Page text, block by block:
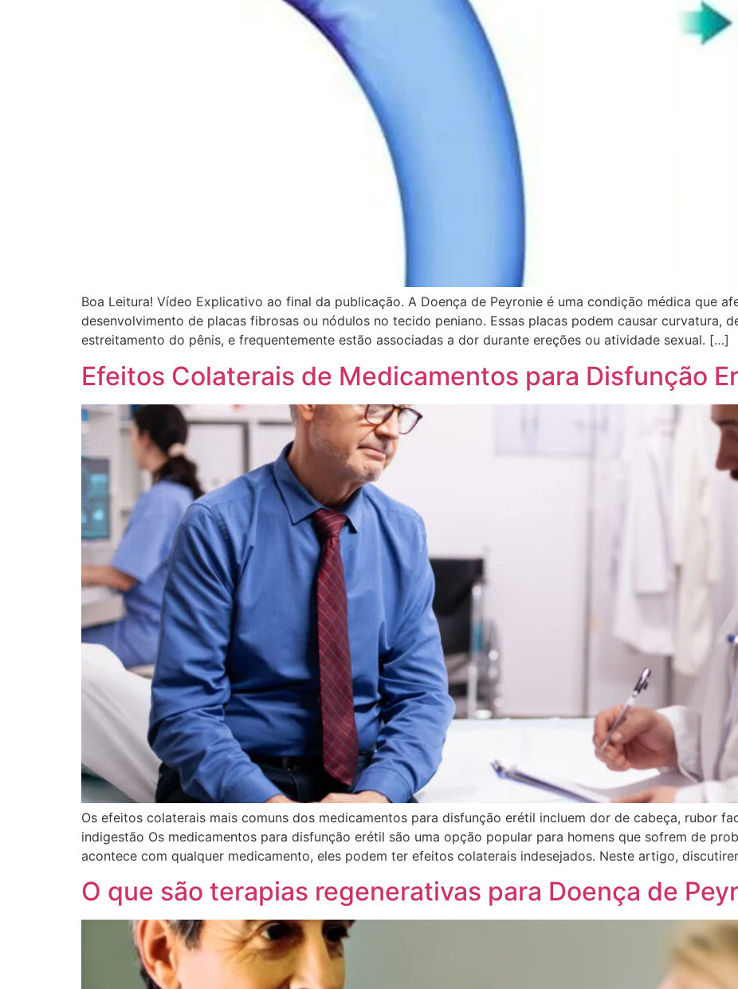
Boa Leitura! Vídeo Explicativo ao final da publicação. A Doença de Peyronie é uma condição médica que
desenvolvimento de placas fibrosas ou nódulos no tecido peniano. Essas placas podem causar curvatura,
estreitamento do pênis, e frequentemente estão associadas a dor durante ereções ou atividade sexual. […]
Efeitos Colaterais de Medicamentos para Disfunção
Os efeitos colaterais mais comuns dos medicamentos para disfunção erétil incluem dor de cabeça, rubor
indigestão Os medicamentos para disfunção erétil são uma opção popular para homens que sofrem de
acontece com qualquer medicamento, eles podem ter efeitos colaterais indesejados. Neste artigo,
O que são terapias regenerativas para Doença de